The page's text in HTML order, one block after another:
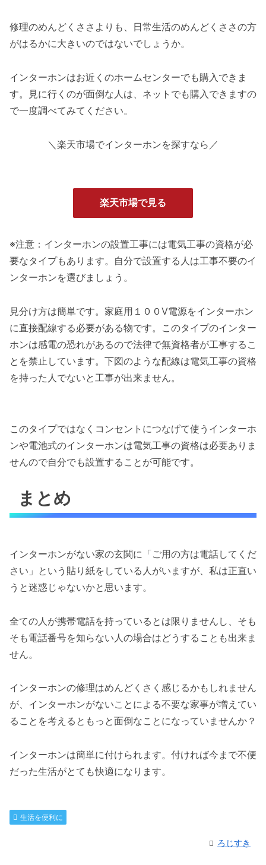
修理のめんどくささよりも、日常生活のめんどくささの方
がはるかに大きいのではないでしょうか。
インターホンはお近くのホームセンターでも購入できま
す。見に行くのが面倒な人は、ネットでも購入できますの
で一度調べてみてください。
＼楽天市場でインターホンを探すなら／
楽天市場で見る
※注意：インターホンの設置工事には電気工事の資格が必
要なタイプもあります。自分で設置する人は工事不要のイ
ンターホンを選びましょう。
見分け方は簡単です。家庭用１００V電源をインターホン
に直接配線する必要がある物です。このタイプのインター
ホンは感電の恐れがあるので法律で無資格者が工事するこ
とを禁止しています。下図のような配線は電気工事の資格
を持った人でないと工事が出来ません。
このタイプではなくコンセントにつなげて使うインターホ
ンや電池式のインターホンは電気工事の資格は必要ありま
せんので自分でも設置することが可能です。
まとめ
インターホンがない家の玄関に「ご用の方は電話してくだ
さい」という貼り紙をしている人がいますが、私は正直い
うと迷惑じゃないかと思います。
全ての人が携帯電話を持っているとは限りませんし、そも
そも電話番号を知らない人の場合はどうすることも出来ま
せん。
インターホンの修理はめんどくさく感じるかもしれません
が、インターホンがないことによる不要な家事が増えてい
ることを考えるともっと面倒なことになっていませんか？
インターホンは簡単に付けられます。付ければ今まで不便
だった生活がとても快適になります。
生活を便利に
ろじすき